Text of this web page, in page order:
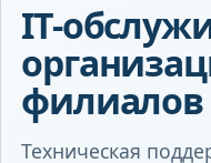
IT-
филиалов
Техническая